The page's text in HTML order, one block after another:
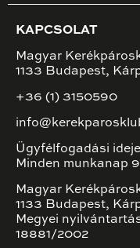
KAPCSOLAT
Magyar
1133 Budapest,
+36 (1) 3150590
Ügyfélfogadási
Minden munkanap
Magyar
1133 Budapest,
Megyei
18881/2002